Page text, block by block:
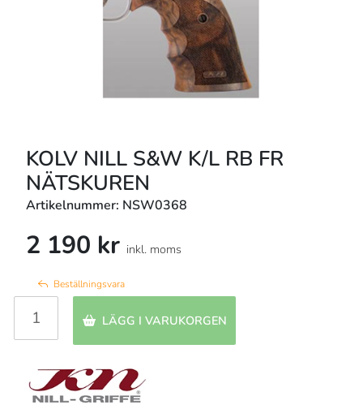
KOLV NILL S&W K/L RB FR
NÄTSKUREN
Artikelnummer: NSW0368
2 190 kr inkl. moms
Beställningsvara
LÄGG I VARUKORGEN